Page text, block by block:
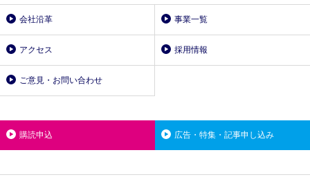
会社沿革 事業一覧
アクセス 採用情報
ご意見・お問い合わせ
購読申込 広告・特集・記事申し込み